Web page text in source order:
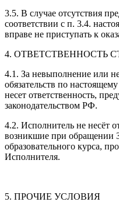
3.5. В случае отсутствия
соответствии с п. 3.4.
вправе не приступать к
4. ОТВЕТСТВЕННОСТЬ
4.1. За невыполнение или
обязательств по
несет ответственность,
законодательством РФ.
4.2. Исполнитель не несёт
возникшие при обращении
образовательного курса,
Исполнителя.
5. ПРОЧИЕ УСЛОВИЯ